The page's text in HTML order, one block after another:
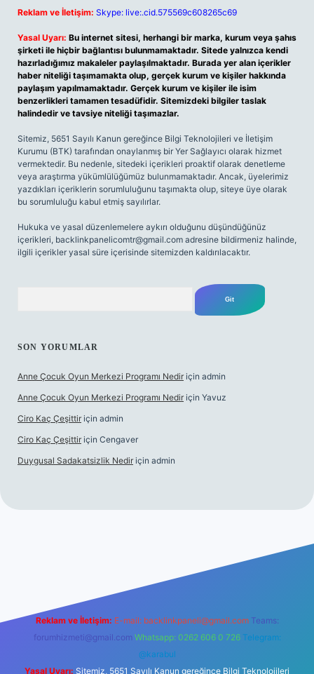
Reklam ve İletişim: Skype: live:.cid.575569c608265c69
Yasal Uyarı: Bu internet sitesi, herhangi bir marka, kurum veya şahıs
şirketi ile hiçbir bağlantısı bulunmamaktadır. Sitede yalnızca kendi
hazırladığımız makaleler paylaşılmaktadır. Burada yer alan içerikler
haber niteliği taşımamakta olup, gerçek kurum ve kişiler hakkında
paylaşım yapılmamaktadır. Gerçek kurum ve kişiler ile isim
benzerlikleri tamamen tesadüfidir. Sitemizdeki bilgiler taslak
halindedir ve tavsiye niteliği taşımazlar.
Sitemiz, 5651 Sayılı Kanun gereğince Bilgi Teknolojileri ve İletişim
Kurumu (BTK) tarafından onaylanmış bir Yer Sağlayıcı olarak hizmet
vermektedir. Bu nedenle, sitedeki içerikleri proaktif olarak denetleme
veya araştırma yükümlülüğümüz bulunmamaktadır. Ancak, üyelerimiz
yazdıkları içeriklerin sorumluluğunu taşımakta olup, siteye üye olarak
bu sorumluluğu kabul etmiş sayılırlar.
Hukuka ve yasal düzenlemelere aykırı olduğunu düşündüğünüz
içerikleri, backlinkpanelicomtr@gmail.com adresine bildirmeniz halinde,
ilgili içerikler yasal süre içerisinde sitemizden kaldırılacaktır.
SON YORUMLAR
Anne Çocuk Oyun Merkezi Programı Nedir için admin
Anne Çocuk Oyun Merkezi Programı Nedir için Yavuz
Ciro Kaç Çeşittir için admin
Ciro Kaç Çeşittir için Cengaver
Duygusal Sadakatsizlik Nedir için admin
elexbetgiris.org
Reklam ve İletişim: E-mail: backlinkpaneli@gmail.com Teams:
forumhizmeti@gmail.com Whatsapp: 0262 606 0 726 Telegram:
@karabul
Yasal Uyarı: Sitemiz, 5651 Sayılı Kanun gereğince Bilgi Teknolojileri